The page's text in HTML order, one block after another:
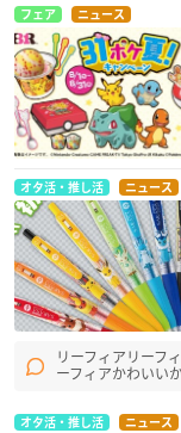
フェア ニュース
オタ活・推し活 ニュース
リーフィアリーフ
ーフィアかわいい
オタ活・推し活 ニュース